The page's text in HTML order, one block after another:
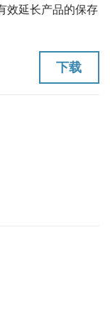
效延长产品的保存
下载